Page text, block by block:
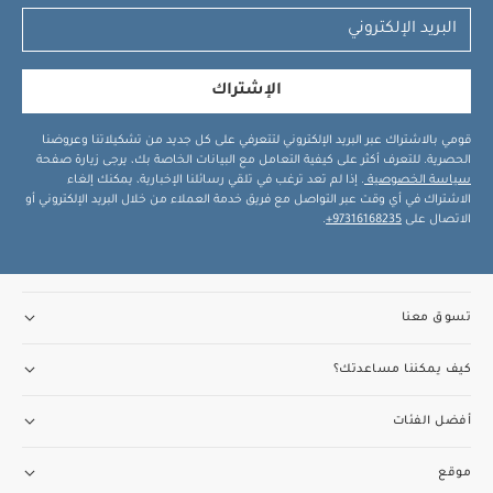
الإشتراك
قومي بالاشتراك عبر البريد الإلكتروني لتتعرفي على كل جديد من تشكيلاتنا وعروضنا
الحصرية. للتعرف أكثر على كيفية التعامل مع البيانات الخاصة بك، يرجى زيارة صفحة
سياسة الخصوصية . إذا لم تعد ترغب في تلقي رسائلنا الإخبارية، يمكنك إلغاء
الاشتراك في أي وقت عبر التواصل مع فريق خدمة العملاء من خلال البريد الإلكتروني أو
الاتصال على 97316168235+
.
تسوق معنا
كيف يمكننا مساعدتك؟
أفضل الفئات
موقع